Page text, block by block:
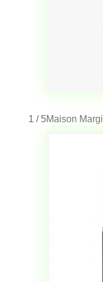
1 / 5Maison